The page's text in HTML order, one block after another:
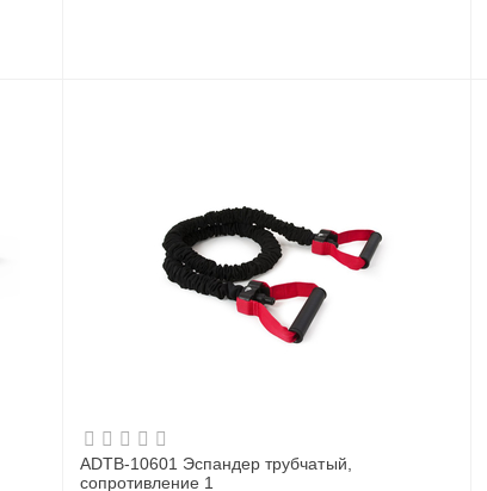
ADTB-10601 Эспандер трубчатый,
сопротивление 1